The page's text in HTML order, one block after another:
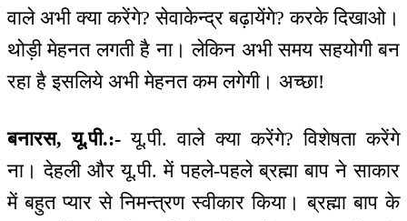
वाले अभी क्या करेंगे? सेवाकेन्द्र बढ़ायेंगे? करके दिखाओ।
थोड़ी मेहनत लगती है ना। लेकिन अभी समय सहयोगी बन
रहा है इसलिये अभी मेहनत कम लगेगी। अच्छा!
बनारस, यू.पी.:- यू.पी. वाले क्या करेंगे? विशेषता करेंगे
ना। देहली और यू.पी. में पहले-पहले ब्रह्मा बाप ने साकार
में बहुत प्यार से निमन्‍त्रण स्वीकार किया। ब्रह्मा बाप के